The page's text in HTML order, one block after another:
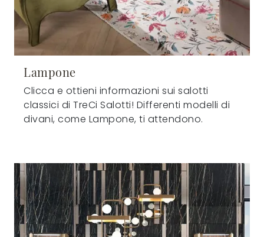
Lampone
Clicca e ottieni informazioni sui salotti
classici di TreCi Salotti! Differenti modelli di
divani, come Lampone, ti attendono.